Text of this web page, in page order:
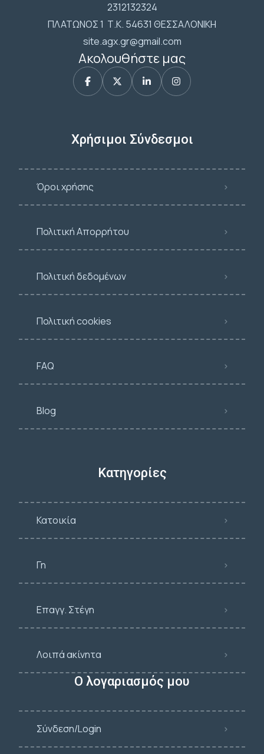
2312132324
ΠΛΑΤΩΝΟΣ 1 Τ.Κ. 54631 ΘΕΣΣΑΛΟΝΙΚΗ
site.agx.gr@gmail.com
Ακολουθήστε μας
Χρήσιμοι Σύνδεσμοι
Όροι χρήσης
Πολιτική Απορρήτου
Πολιτική δεδομένων
Πολιτική cookies
FAQ
Blog
Κατηγορίες
Κατοικία
Γη
Επαγγ. Στέγη
Λοιπά ακίνητα
Ο λογαριασμός μου
Σύνδεση/Login